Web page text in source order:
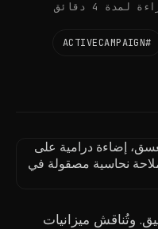
لمدة 4 دقائق
#ACTIVECAMPAIGN
وتُناقش ميزانيات